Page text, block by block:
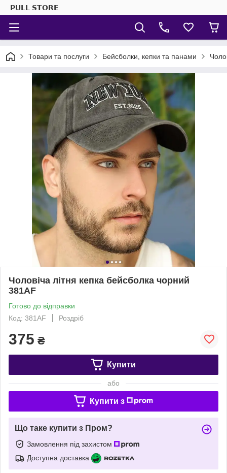
𝗣𝗨𝗟𝗟 𝗦𝗧𝗢𝗥𝗘
Товари та послуги Бейсболки, кепки та панами
Чоловіча літня кепка бейсболка чорний
381AF
Готово до відправки
Код: 381AF
Роздріб
375 ₴
Купити
або
Купити з
Що таке купити з Пром?
Замовлення під захистом
Доступна доставка